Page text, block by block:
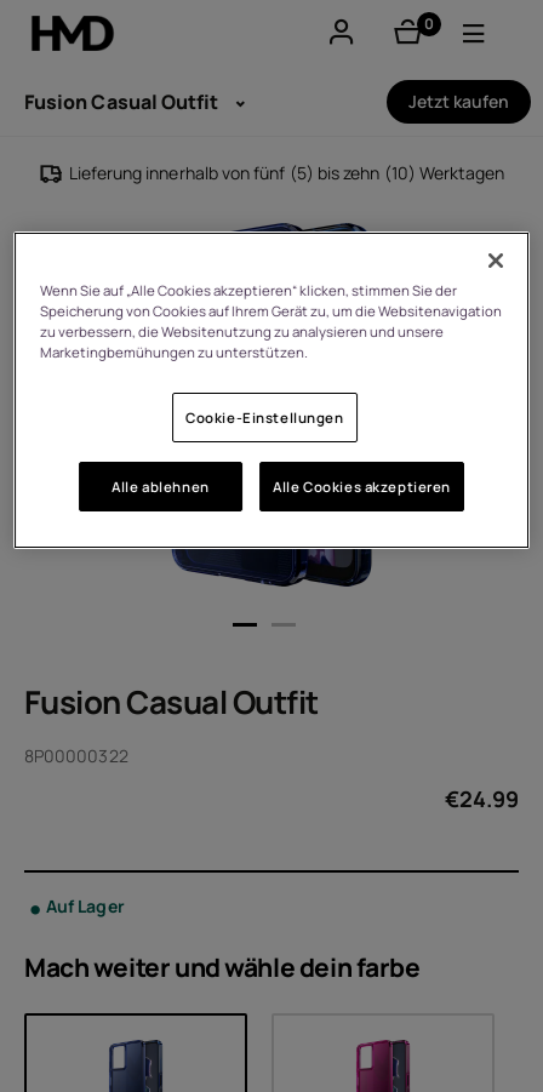
0
Artikel
Smartphones
Feature phones
Zubehör
Angebote
Fusion Casual Outfit Jetzt kaufen
Lieferung innerhalb von fünf (5) bis zehn (10) Werktagen
Fusion Casual Outfit
8P00000322
€24.99
Auf Lager
Mach weiter und wähle deinfarbe
Wenn Sie auf „Alle Cookies akzeptieren“ klicken, stimmen Sie der
Speicherung von Cookies auf Ihrem Gerät zu, um die Websitenavigation
zu verbessern, die Websitenutzung zu analysieren und unsere
Marketingbemühungen zu unterstützen.
Cookie-Einstellungen
Alle ablehnen Alle Cookies akzeptieren